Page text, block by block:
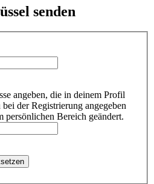
senden
angeben, die in deinem Profil
der Registrierung angegeben
persönlichen Bereich geändert.